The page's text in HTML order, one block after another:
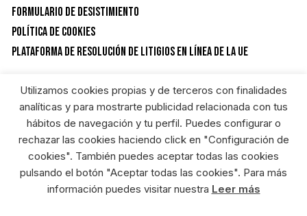
Formulario de desistimiento
Política de Cookies
Plataforma de resolución de litigios en línea de la UE
CATEGORÍAS DEL PRODUCTO
×
Soldadura
Utilizamos cookies propias y de terceros con finalidades
analíticas y para mostrarte publicidad relacionada con tus
hábitos de navegación y tu perfil. Puedes configurar o
rechazar las cookies haciendo click en "Configuración de
cookies". También puedes aceptar todas las cookies
pulsando el botón "Aceptar todas las cookies". Para más
información puedes visitar nuestra Leer más